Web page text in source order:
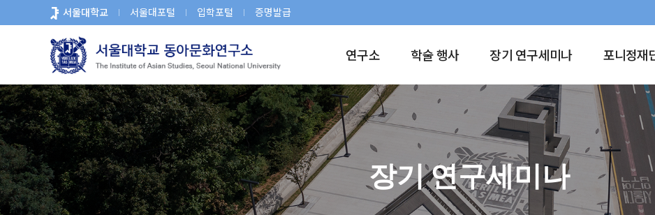
로
뉴
서울대학교 서울대포털 입학포털 증명발급
연구소 학술 행사 장기 연구세미나 포니정재
장기 연구세미나